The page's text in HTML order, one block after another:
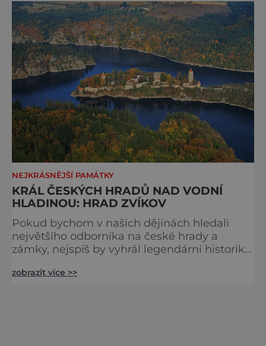
skrývá několikerá tajemství a jejich
vysvětlení rozhodně nehodlá dát snadno!
První hodnověrné zmínky o existenci Z
NEJKRÁSNĚJŠÍ PAMÁTKY
KRÁL ČESKÝCH HRADŮ NAD VODNÍ
HLADINOU: HRAD ZVÍKOV
Pokud bychom v našich dějinách hledali
největšího odborníka na české hrady a
zámky, nejspíš by vyhrál legendární historik
Sedláček, autor monumentálního
zobrazit více >>